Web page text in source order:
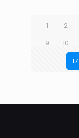
1 2
9
10
17